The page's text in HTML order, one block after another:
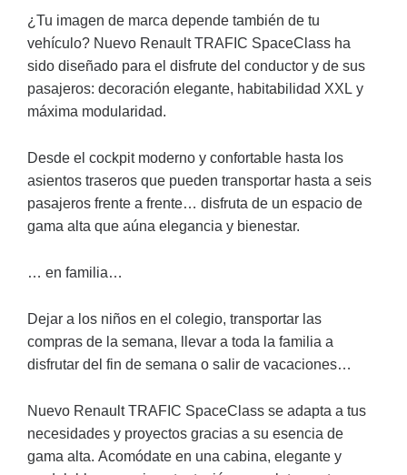
¿Tu imagen de marca depende también de tu
vehículo? Nuevo Renault TRAFIC SpaceClass ha
sido diseñado para el disfrute del conductor y de sus
pasajeros: decoración elegante, habitabilidad XXL y
máxima modularidad.
Desde el cockpit moderno y confortable hasta los
asientos traseros que pueden transportar hasta a seis
pasajeros frente a frente… disfruta de un espacio de
gama alta que aúna elegancia y bienestar.
… en familia…
Dejar a los niños en el colegio, transportar las
compras de la semana, llevar a toda la familia a
disfrutar del fin de semana o salir de vacaciones…
Nuevo Renault TRAFIC SpaceClass se adapta a tus
necesidades y proyectos gracias a su esencia de
gama alta. Acomódate en una cabina, elegante y